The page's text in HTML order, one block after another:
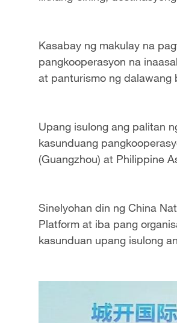
Kasabay ng makulay na
pangkooperasyon na
at panturismo ng dalawang
Upang isulong ang palitan
kasunduang
(Guangzhou) at Philippine
Sinelyohan din ng China
Platform at iba pang
kasunduan upang isulong